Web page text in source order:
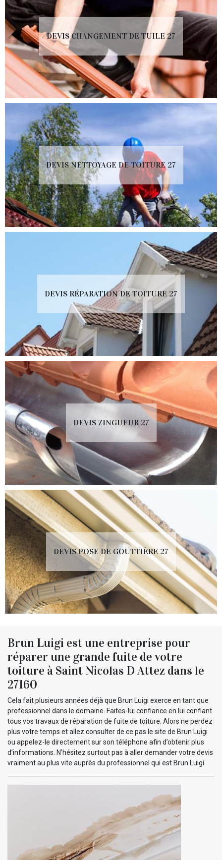
DEVIS CHANGEMENT DE TUILE 27
DEVIS NETTOYAGE DE TOITURE 27
DEVIS RÉPARATION DE TOITURE 27
DEVIS ZINGUEUR 27
DEVIS POSE DE GOUTTIÈRE 27
Brun Luigi est une entreprise pour
réparer une grande fuite de votre
toiture à Saint Nicolas D Attez dans le
27160
Cela fait plusieurs années déjà que Brun Luigi exerce en tant que
professionnel dans le domaine. Faites-lui confiance en lui confiant
tous vos travaux de réparation de fuite de toiture. Alors ne perdez
plus votre temps et allez consulter de ce pas le site de Brun Luigi
ou appelez-le directement sur son téléphone afin d’obtenir plus
d’informations. N’hésitez surtout pas à aller demander votre devis
vraiment au plus vite auprès du professionnel qui est Brun Luigi.